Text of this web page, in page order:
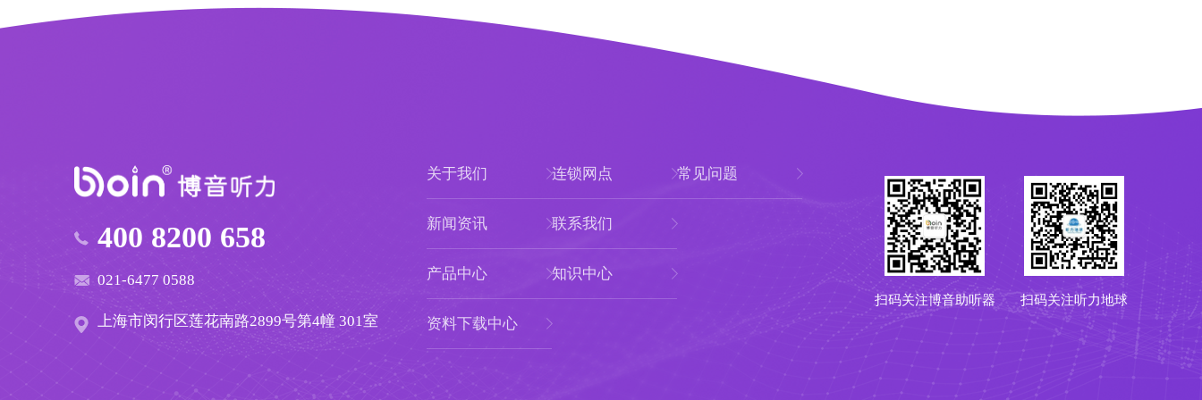
400 8200 658
021-6477 0588
上海市闵行区莲花南路2899号第4幢 301室
关于我们
新闻资讯
产品中心
资料下载中心
连锁网点
联系我们
知识中心
常见问题
扫码关注博音助听器 扫码关注听力地球